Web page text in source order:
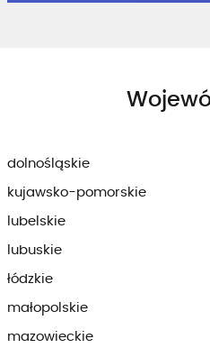
dolnośląskie
kujawsko-pomorskie
lubelskie
lubuskie
łódzkie
małopolskie
mazowieckie